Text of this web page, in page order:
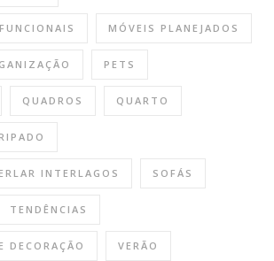
MÓVEIS PLANEJADOS
PETS
QUADROS QUARTO
RIPADO
INTERLAGOS SOFÁS
TENDÊNCIAS
DECORAÇÃO VERÃO